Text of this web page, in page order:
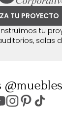
TU PROYECTO
tu
salas